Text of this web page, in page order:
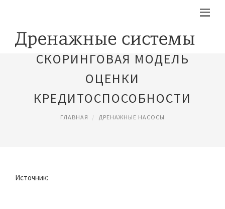
СКОРИНГОВАЯ МОДЕЛЬ
ОЦЕНКИ
КРЕДИТОСПОСОБНОСТИ
ГЛАВНАЯ ДРЕНАЖНЫЕ НАСОСЫ
Источник: